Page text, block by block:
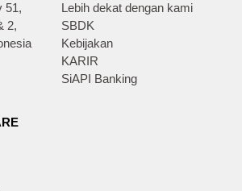
51,
2,
Lebih dekat dengan kami
SBDK
Kebijakan
KARIR
SiAPI Banking